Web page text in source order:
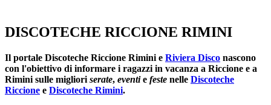
DISCOTECHE RICCIONE RIMINI
Il portale Discoteche Riccione Rimini e Riviera Disco nascono
con l'obiettivo di informare i ragazzi in vacanza a Riccione e a
Rimini sulle migliori serate, eventie feste nelle Discoteche
Riccione e Discoteche Rimini.